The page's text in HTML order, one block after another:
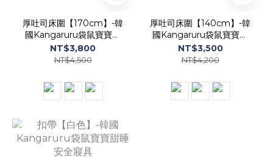
厚吐司床圍【170cm】-韓
國Kangaruru袋鼠寶寶甜
睡安全寢具
NT$3,800
NT$4,500
厚吐司床圍【140cm】-韓
國Kangaruru袋鼠寶寶甜
睡安全寢具
NT$3,500
NT$4,200